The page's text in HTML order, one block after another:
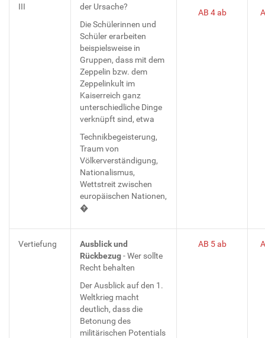
III
der Ursache?
Die Schülerinnen und
Schüler erarbeiten
beispielsweise in
Gruppen, dass mit dem
Zeppelin bzw. dem
Zeppelinkult im
Kaiserreich ganz
unterschiedliche Dinge
verknüpft sind, etwa
Technikbegeisterung,
Traum von
Völkerverständigung,
Nationalismus,
Wettstreit zwischen
europäischen Nationen,
�
AB 4 ab
Vertiefung
Ausblick und
Rückbezug- Wer sollte
Recht behalten
Der Ausblick auf den 1.
Weltkrieg macht
deutlich, dass die
Betonung des
militärischen Potentials
AB 5 ab